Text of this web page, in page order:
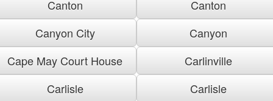
Canton
Canton
Canyon City
Canyon
Cape May Court House
Carlinville
Carlisle
Carlisle